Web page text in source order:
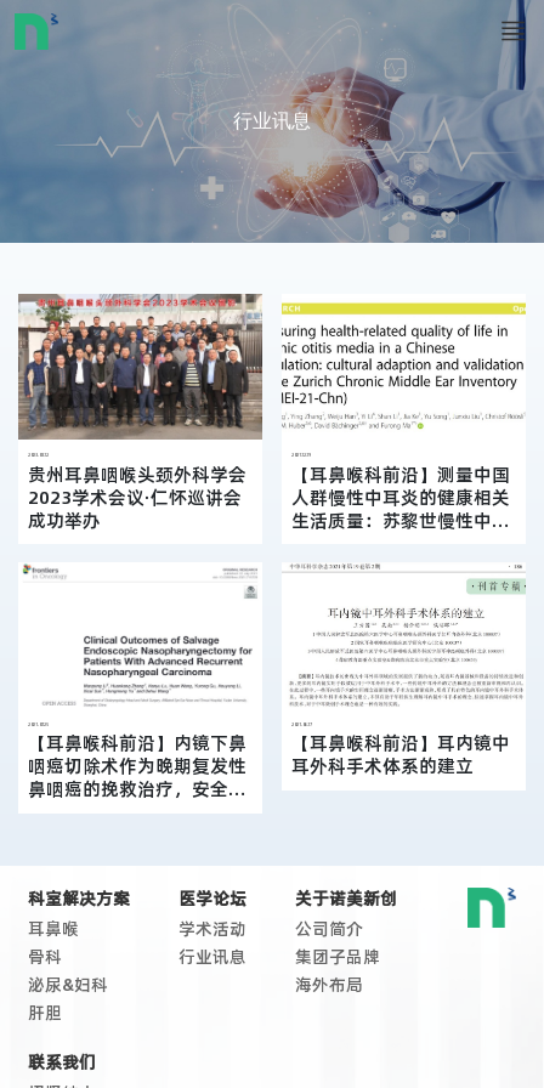
行业讯息
2023.03.12
贵州耳鼻咽喉头颈外科学会
2023学术会议·仁怀巡讲会
成功举办
查看更多
2021.12.19
【耳鼻喉科前沿】测量中国
人群慢性中耳炎的健康相关
生活质量：苏黎世慢性中耳
查看更多
2021.07.25
【耳鼻喉科前沿】内镜下鼻
咽癌切除术作为晚期复发性
鼻咽癌的挽救治疗，安全有
查看更多
2021.06.17
【耳鼻喉科前沿】耳内镜中
耳外科手术体系的建立
查看更多
科室解决方案
耳鼻喉
骨科
泌尿&妇科
肝胆
医学论坛
学术活动
行业讯息
关于诺美新创
公司简介
集团子品牌
海外布局
联系我们